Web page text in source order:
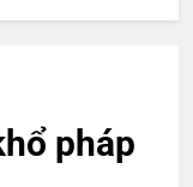
pháp